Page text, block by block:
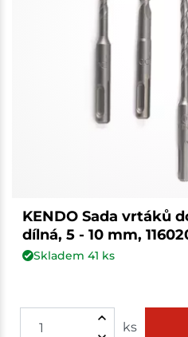
KENDO Sada vrtáků
dílná, 5 - 10 mm,
Skladem 41 ks
ks